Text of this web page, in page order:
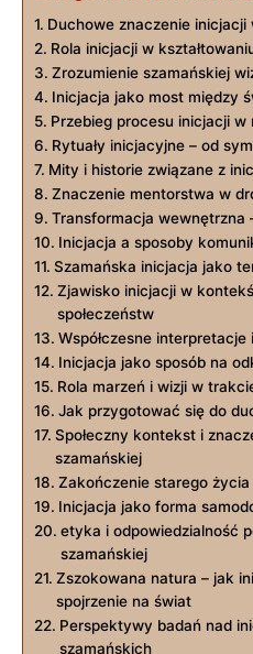
Duchowe znaczenie
Rola inicjacji w
Zrozumienie szamańskiej
Inicjacja jako most między
Przebieg procesu inicjacji
Rytuały inicjacyjne – od
Mity i historie związane z
Znaczenie mentorstwa w
Transformacja wewnętrzna
Inicjacja a sposoby
Szamańska inicjacja jako
Zjawisko inicjacji w
społeczeństw
Współczesne
Inicjacja jako sposób na
Rola marzeń i wizji w
Jak przygotować się do
Społeczny kontekst i
szamańskiej
Zakończenie starego
Inicjacja jako forma
etyka i odpowiedzialność
szamańskiej
Zszokowana natura – jak
spojrzenie na świat
Perspektywy badań nad
szamańskich